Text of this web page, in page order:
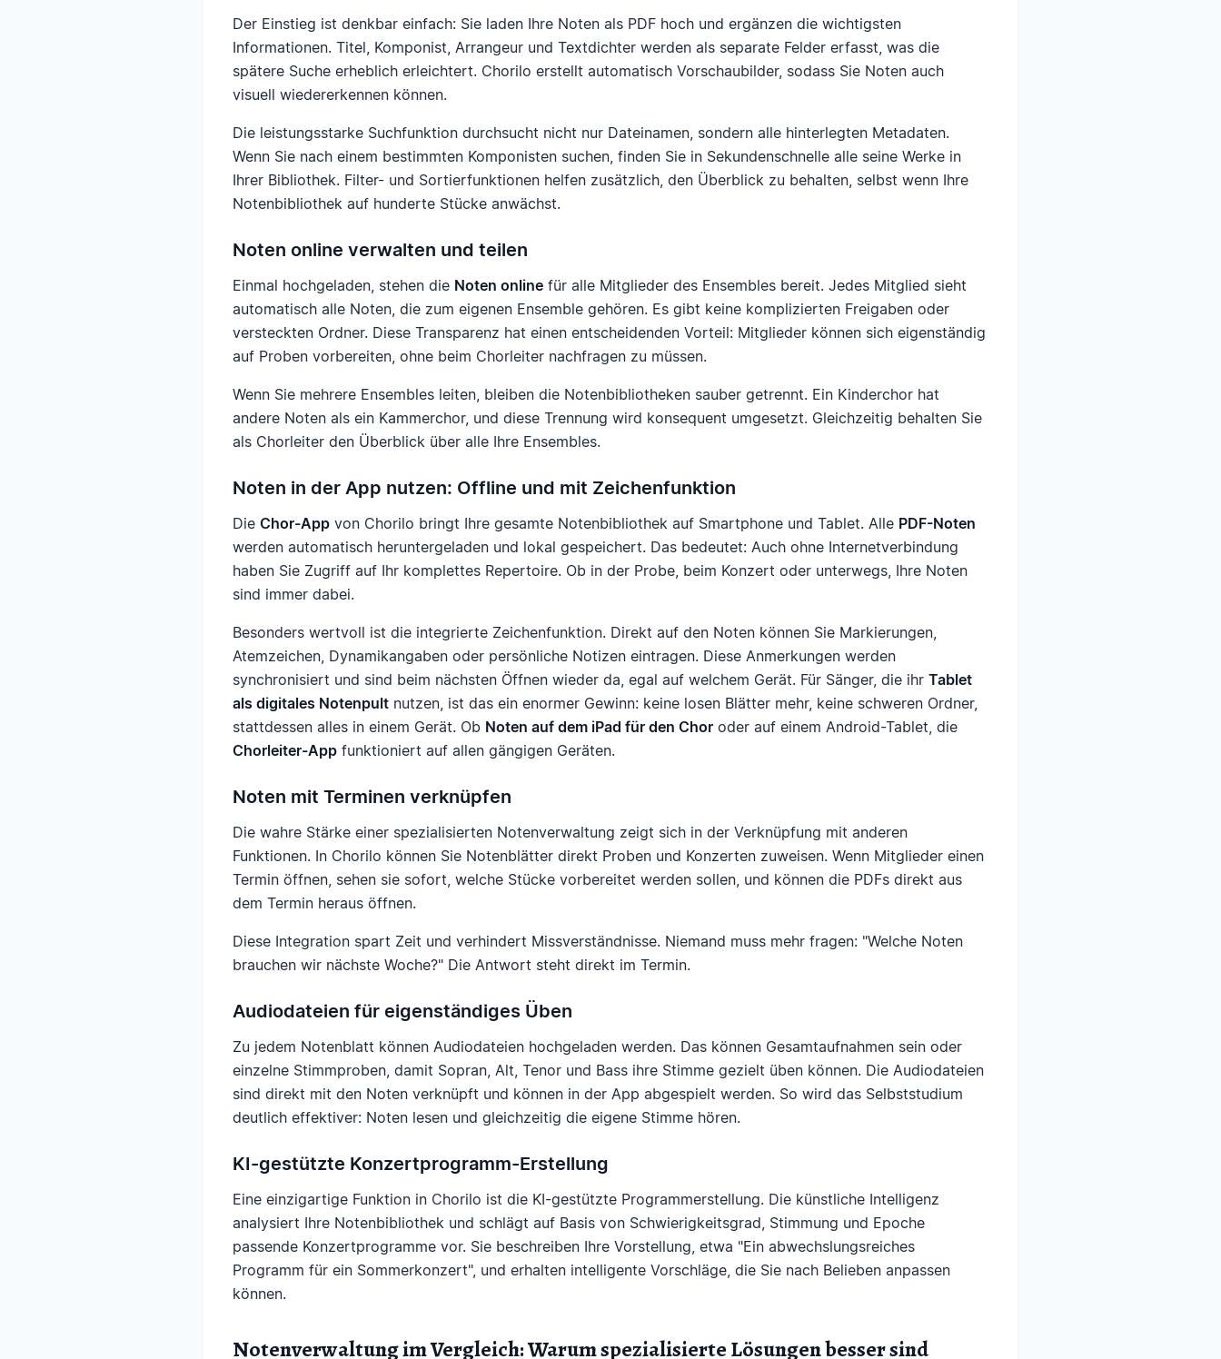
Der Einstieg ist denkbar einfach: Sie laden Ihre Noten als PDF hoch und ergänzen die wichtigsten
Informationen. Titel, Komponist, Arrangeur und Textdichter werden als separate Felder erfasst, was die
spätere Suche erheblich erleichtert. Chorilo erstellt automatisch Vorschaubilder, sodass Sie Noten auch
visuell wiedererkennen können.
Die leistungsstarke Suchfunktion durchsucht nicht nur Dateinamen, sondern alle hinterlegten Metadaten.
Wenn Sie nach einem bestimmten Komponisten suchen, finden Sie in Sekundenschnelle alle seine Werke in
Ihrer Bibliothek. Filter- und Sortierfunktionen helfen zusätzlich, den Überblick zu behalten, selbst wenn Ihre
Notenbibliothek auf hunderte Stücke anwächst.
Noten online verwalten und teilen
Einmal hochgeladen, stehen die Noten online für alle Mitglieder des Ensembles bereit. Jedes Mitglied sieht
automatisch alle Noten, die zum eigenen Ensemble gehören. Es gibt keine komplizierten Freigaben oder
versteckten Ordner. Diese Transparenz hat einen entscheidenden Vorteil: Mitglieder können sich eigenständig
auf Proben vorbereiten, ohne beim Chorleiter nachfragen zu müssen.
Wenn Sie mehrere Ensembles leiten, bleiben die Notenbibliotheken sauber getrennt. Ein Kinderchor hat
andere Noten als ein Kammerchor, und diese Trennung wird konsequent umgesetzt. Gleichzeitig behalten Sie
als Chorleiter den Überblick über alle Ihre Ensembles.
Noten in der App nutzen: Offline und mit Zeichenfunktion
Die Chor-App von Chorilo bringt Ihre gesamte Notenbibliothek auf Smartphone und Tablet. Alle PDF-Noten
werden automatisch heruntergeladen und lokal gespeichert. Das bedeutet: Auch ohne Internetverbindung
haben Sie Zugriff auf Ihr komplettes Repertoire. Ob in der Probe, beim Konzert oder unterwegs, Ihre Noten
sind immer dabei.
Besonders wertvoll ist die integrierte Zeichenfunktion. Direkt auf den Noten können Sie Markierungen,
Atemzeichen, Dynamikangaben oder persönliche Notizen eintragen. Diese Anmerkungen werden
synchronisiert und sind beim nächsten Öffnen wieder da, egal auf welchem Gerät. Für Sänger, die ihr Tablet
als digitales Notenpult nutzen, ist das ein enormer Gewinn: keine losen Blätter mehr, keine schweren Ordner,
stattdessen alles in einem Gerät. Ob Noten auf dem iPad für den Chor oder auf einem Android-Tablet, die
Chorleiter-App funktioniert auf allen gängigen Geräten.
Noten mit Terminen verknüpfen
Die wahre Stärke einer spezialisierten Notenverwaltung zeigt sich in der Verknüpfung mit anderen
Funktionen. In Chorilo können Sie Notenblätter direkt Proben und Konzerten zuweisen. Wenn Mitglieder einen
Termin öffnen, sehen sie sofort, welche Stücke vorbereitet werden sollen, und können die PDFs direkt aus
dem Termin heraus öffnen.
Diese Integration spart Zeit und verhindert Missverständnisse. Niemand muss mehr fragen: "Welche Noten
brauchen wir nächste Woche?" Die Antwort steht direkt im Termin.
Audiodateien für eigenständiges Üben
Zu jedem Notenblatt können Audiodateien hochgeladen werden. Das können Gesamtaufnahmen sein oder
einzelne Stimmproben, damit Sopran, Alt, Tenor und Bass ihre Stimme gezielt üben können. Die Audiodateien
sind direkt mit den Noten verknüpft und können in der App abgespielt werden. So wird das Selbststudium
deutlich effektiver: Noten lesen und gleichzeitig die eigene Stimme hören.
KI-gestützte Konzertprogramm-Erstellung
Eine einzigartige Funktion in Chorilo ist die KI-gestützte Programmerstellung. Die künstliche Intelligenz
analysiert Ihre Notenbibliothek und schlägt auf Basis von Schwierigkeitsgrad, Stimmung und Epoche
passende Konzertprogramme vor. Sie beschreiben Ihre Vorstellung, etwa "Ein abwechslungsreiches
Programm für ein Sommerkonzert", und erhalten intelligente Vorschläge, die Sie nach Belieben anpassen
können.
Notenverwaltung im Vergleich: Warum spezialisierte Lösungen besser sind